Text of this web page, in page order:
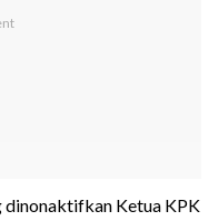
dinonaktifkan Ketua KPK